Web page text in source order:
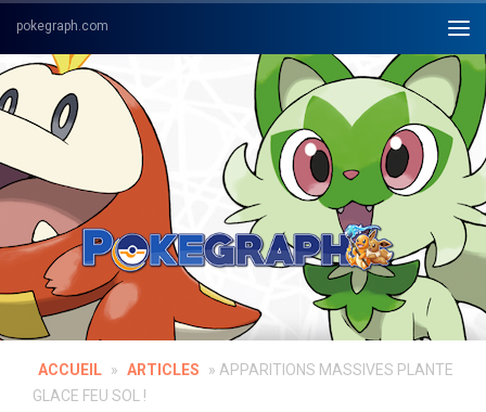
Skip to content
ACCUEIL » ARTICLES » APPARITIONS MASSIVES PLANTE
GLACE FEU SOL !